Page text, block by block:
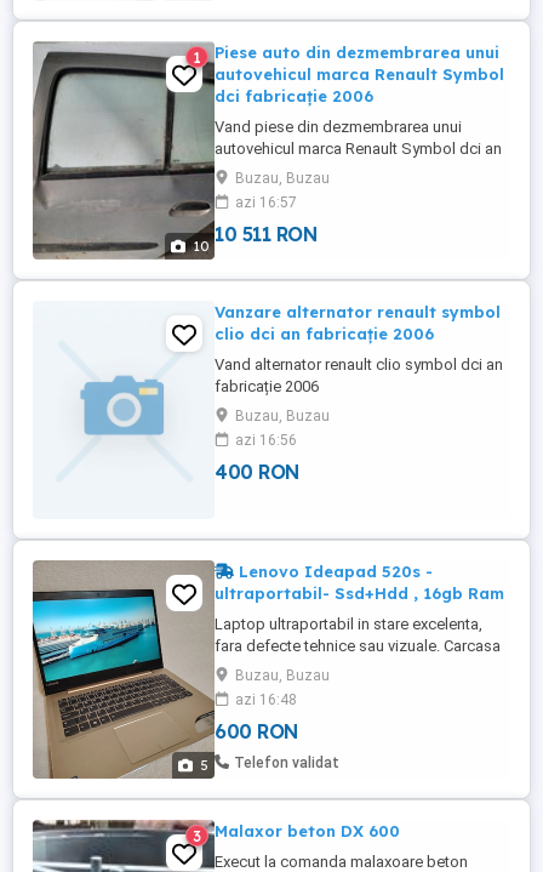
10
1
Piese auto din dezmembrarea unui
autovehicul marca Renault Symbol
dci fabricație 2006
Vand piese din dezmembrarea unui
autovehicul marca Renault Symbol dci an
fabricație 2006, motor, cutie viteze,
alternator, electromotor, tobă finala, ușa
str.spate completa, tetiere, centurile de
siguranță, bord, planta bord, punte spate,
spate, instalație ...
Buzau, Buzau
azi 16:57
10 511 RON
Vanzare alternator renault symbol
clio dci an fabricație 2006
Vand alternator renault clio symbol dci an
fabricație 2006
Buzau, Buzau
azi 16:56
400 RON
5
Lenovo Ideapad 520s -
ultraportabil- Ssd+Hdd , 16gb Ram
Laptop ultraportabil in stare excelenta,
fara defecte tehnice sau vizuale. Carcasa
in finisaj metalic foarte fin. Procesor Intel
I5-7200U la 2.5Ghz 16 Gb-Memorie Ram
256 Gb -Ssd NvMe Samsung. 1 Tb
stocare Hdd Windows 10 curat reinstalat ,
activat cu licenta digitala. A fost laptop
Buzau, Buzau
azi 16:48
600 RON
Telefon validat
3 Malaxor beton DX 600
Execut la comanda malaxoare beton